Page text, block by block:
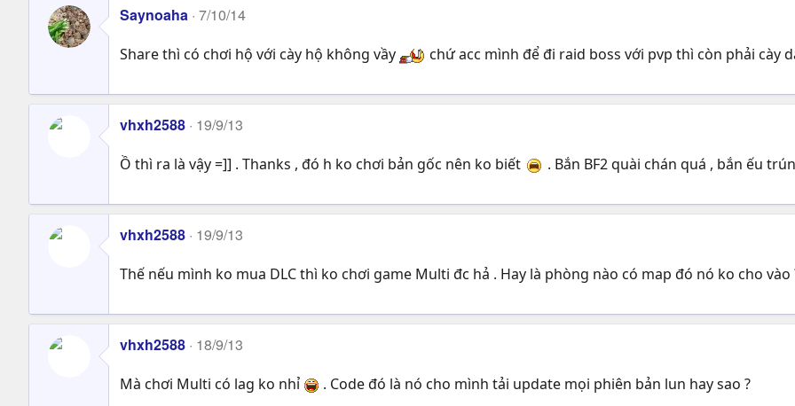
Saynoaha 7/10/14
Share thì có chơi hộ với cày hộ không vầy chứ acc mình để đi raid boss với pvp thì còn phải cày
vhxh2588 19/9/13
Ồ thì ra là vậy =]] . Thanks , đó h ko chơi bản gốc nên ko biết . Bắn BF2 quài chán quá , bắn ếu
vhxh2588 19/9/13
Thế nếu mình ko mua DLC thì ko chơi game Multi đc hả . Hay là phòng nào có map đó nó ko cho vào
vhxh2588 18/9/13
Mà chơi Multi có lag ko nhỉ . Code đó là nó cho mình tải update mọi phiên bản lun hay sao ?